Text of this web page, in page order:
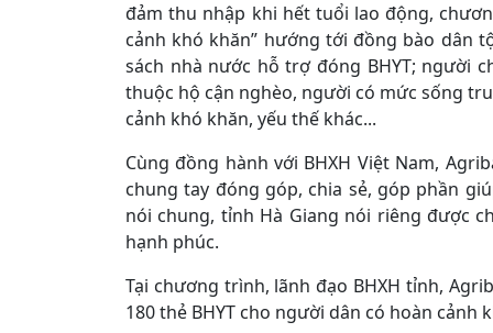
đảm thu nhập khi hết tuổi lao động,
cảnh khó khăn” hướng tới đồng bào dân
sách nhà nước hỗ trợ đóng BHYT; người
thuộc hộ cận nghèo, người có mức sống
cảnh khó khăn, yếu thế khác...
Cùng đồng hành với BHXH Việt Nam,
chung tay đóng góp, chia sẻ, góp phần
nói chung, tỉnh Hà Giang nói riêng được
hạnh phúc.
Tại chương trình, lãnh đạo BHXH tỉnh,
180 thẻ BHYT cho người dân có hoàn cảnh